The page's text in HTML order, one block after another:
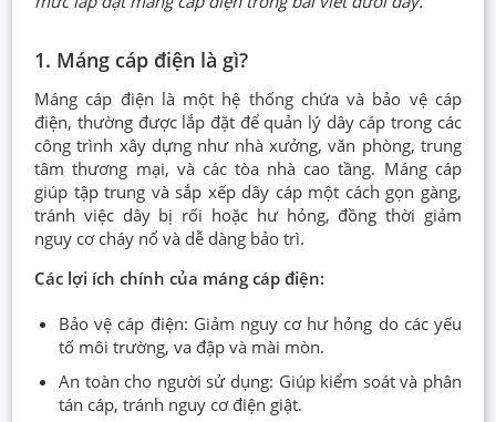
1. Máng cáp điện là gì?
Máng cáp điện là một hệ thống chứa và bảo vệ cáp
điện, thường được lắp đặt để quản lý dây cáp trong các
công trình xây dựng như nhà xưởng, văn phòng, trung
tâm thương mại, và các tòa nhà cao tầng. Máng cáp
giúp tập trung và sắp xếp dây cáp một cách gọn gàng,
tránh việc dây bị rối hoặc hư hỏng, đồng thời giảm
nguy cơ cháy nổ và dễ dàng bảo trì.
Các lợi ích chính của máng cáp điện:
Bảo vệ cáp điện: Giảm nguy cơ hư hỏng do các yếu
tố môi trường, va đập và mài mòn.
An toàn cho người sử dụng: Giúp kiểm soát và phân
tán cáp, tránh nguy cơ điện giật.